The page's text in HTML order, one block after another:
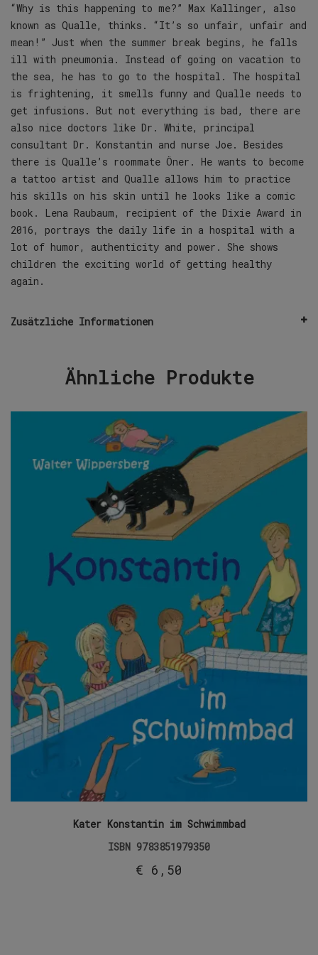
“Why is this happening to me?” Max Kallinger, also
known as Qualle, thinks. “It’s so unfair, unfair and
mean!” Just when the summer break begins, he falls
ill with pneumonia. Instead of going on vacation to
the sea, he has to go to the hospital. The hospital
is frightening, it smells funny and Qualle needs to
get infusions. But not everything is bad, there are
also nice doctors like Dr. White, principal
consultant Dr. Konstantin and nurse Joe. Besides
there is Qualle’s roommate Öner. He wants to become
a tattoo artist and Qualle allows him to practice
his skills on his skin until he looks like a comic
book. Lena Raubaum, recipient of the Dixie Award in
2016, portrays the daily life in a hospital with a
lot of humor, authenticity and power. She shows
children the exciting world of getting healthy
again.
Zusätzliche Informationen
Ähnliche Produkte
Kater Konstantin im Schwimmbad
ISBN 9783851979350
€ 6,50